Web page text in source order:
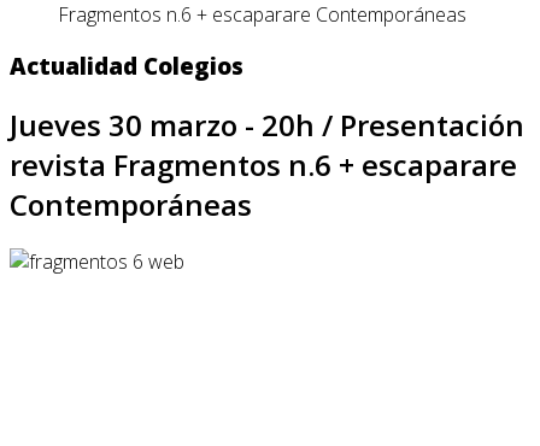
Fragmentos n.6 + escaparare Contemporáneas
Actualidad Colegios
Jueves 30 marzo - 20h / Presentación
revista Fragmentos n.6 + escaparare
Contemporáneas